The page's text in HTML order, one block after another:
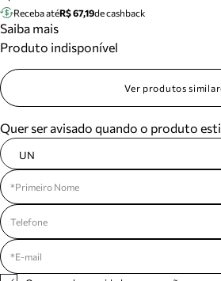
Tire dúvidas sobre pedidos,
Meus pedidos
Acompanhe seus pedidos e
Receba atéR$ 67,19de cashback
Saiba mais
Produto indisponível
Ver produtos
Quer ser avisado quando o produto
UN